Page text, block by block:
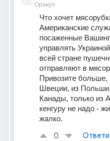
Оракул
Что хочет
Американские
посаженные
управлять
всей стране
отправляют в
Привозите больше,
Швеции, из Польши,
Канады, только из
кенгуру не надо -
жалко.
0